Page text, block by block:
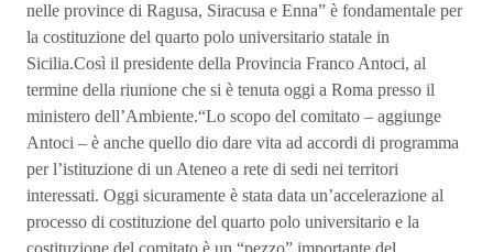
nelle province di Ragusa, Siracusa e Enna” è fondamentale per
la costituzione del quarto polo universitario statale in
Sicilia.Così il presidente della Provincia Franco Antoci, al
termine della riunione che si è tenuta oggi a Roma presso il
ministero dell’Ambiente.“Lo scopo del comitato – aggiunge
Antoci – è anche quello dio dare vita ad accordi di programma
per l’istituzione di un Ateneo a rete di sedi nei territori
interessati. Oggi sicuramente è stata data un’accelerazione al
processo di costituzione del quarto polo universitario e la
costituzione del comitato è un “pezzo” importante del